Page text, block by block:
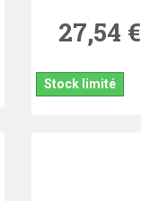
27,54 €
Stock limité